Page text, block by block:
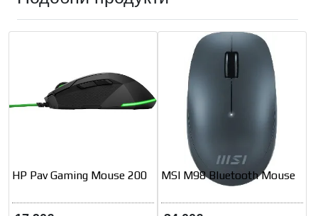
HP Pav Gaming Mouse 200 MSI M98 Bluetooth Mouse